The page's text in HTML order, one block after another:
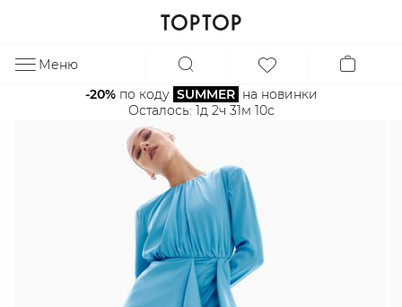
Меню
-20% по коду SUMMER на новинки
Осталось: 1д 2ч 31м 10с